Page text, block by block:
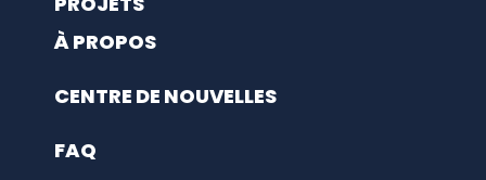
À PROPOS
CENTRE DE NOUVELLES
FAQ